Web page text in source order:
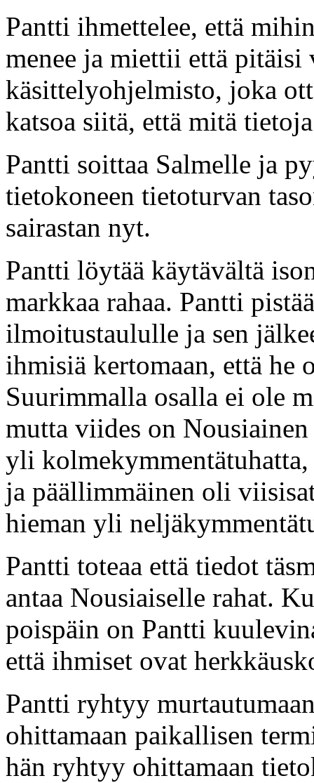
Pantti ihmettelee, että
menee ja miettii että pitäisi
käsittelyohjelmisto, joka
katsoa siitä, että mitä
Pantti soittaa Salmelle ja
tietokoneen tietoturvan
sairastan nyt.
Pantti löytää käytävältä
markkaa rahaa. Pantti
ilmoitustaululle ja sen
ihmisiä kertomaan, että he
Suurimmalla osalla ei ole
mutta viides on
yli
ja päällimmäinen oli
hieman yli
Pantti toteaa että tiedot
antaa Nousiaiselle rahat.
poispäin on Pantti
että ihmiset ovat
Pantti ryhtyy
ohittamaan paikallisen
hän ryhtyy ohittamaan